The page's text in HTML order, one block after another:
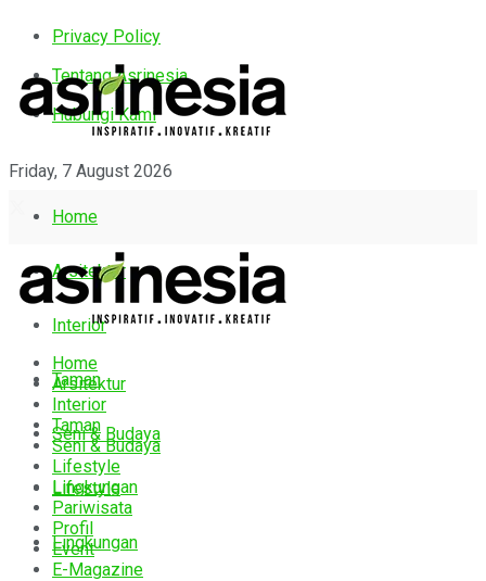
Privacy Policy
Tentang Asrinesia
Hubungi Kami
Friday, 7 August 2026
Home
Arsitektur
Interior
Taman
Seni & Budaya
Lifestyle
Lingkungan
Home
Arsitektur
Interior
Taman
Seni & Budaya
Lifestyle
Lingkungan
Pariwisata
Profil
Event
E-Magazine